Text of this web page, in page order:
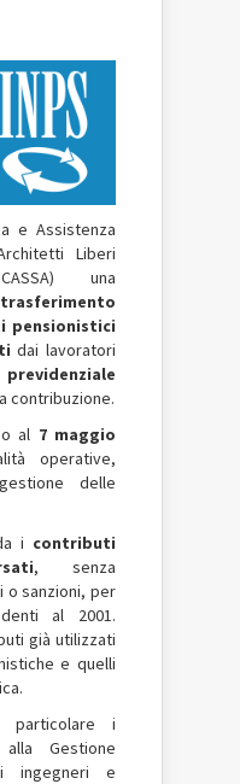
e Assistenza
Liberi
una
trasferimento
pensionistici
dai lavoratori
contribuzione.
al 7 maggio
operative,
delle
i contributi
, senza
o sanzioni, per
al 2001.
già utilizzati
e quelli
particolare i
Gestione
ingegneri e